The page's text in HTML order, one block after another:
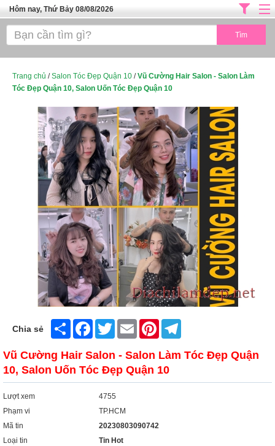
Hôm nay, Thứ Bảy 08/08/2026
Trang chủ
SPA TPHCM
TUYỂN DỤNG
Thể Dục Thẩm Mỹ
TOP SÀI GÒN
Dịch Vụ Y Tế
Trang chủ /Salon Tóc Đẹp Quận 10 /Vũ Cường Hair Salon - Salon Làm
Tóc Đẹp Quận 10, Salon Uốn Tóc Đẹp Quận 10
Chia sẻ Share FacebookTwitter Email Pinterest
Vũ Cường Hair Salon - Salon Làm Tóc Đẹp Quận
10, Salon Uốn Tóc Đẹp Quận 10
Lượt xem
4755
Phạm vi
TP.HCM
Mã tin
20230803090742
Loại tin
Tin Hot